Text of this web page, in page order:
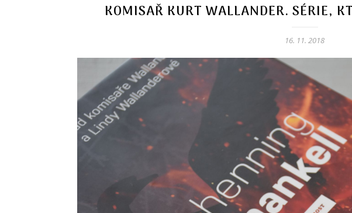
KOMISAŘ KURT WALLANDER. SÉRIE,
16. 11. 2018